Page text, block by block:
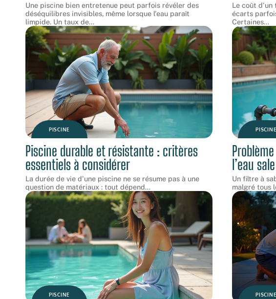
Une piscine bien entretenue peut parfois révéler des
déséquilibres invisibles, même lorsque l'eau paraît
limpide. Un taux de…
Le coût d'un
écarts
Certaines…
PISCINE
Piscine durable et résistante : critères
essentiels à considérer
La durée de vie d'une piscine ne se résume pas à une
question de matériaux : tout dépend…
PISCINE
l’eau
Un filtre à
malgré tous
PISCINE PISCINE